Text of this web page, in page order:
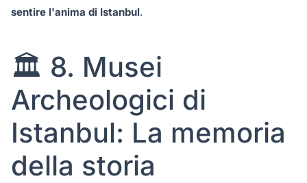
sentire l'anima di Istanbul.
🏛️ 8. Musei
Archeologici di
Istanbul: La memoria
della storia